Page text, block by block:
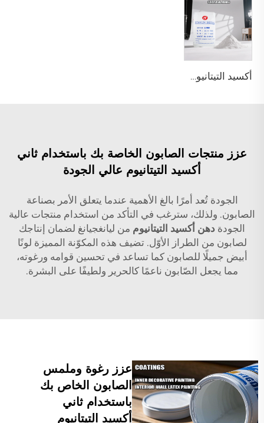
أكسيد التيتانيوم الروتايل R944 (درجة عالمية)
عزز منتجات الصابون الخاصة بك باستخدام ثاني
أكسيد التيتانيوم عالي الجودة
الجودة تُعد أمرًا بالغ الأهمية عندما يتعلق الأمر بصناعة
الصابون. ولذلك، سترغب في التأكد من استخدام منتجات عالية
الجودة دهن أكسيد التيتانيوم من ليانغجيانغ لضمان إنتاجك
لصابون من الطراز الأوّل. تضيف هذه المكوّنة المميزة لونًا
أبيض جميلًا للصابون كما تساعد في تحسين قوامه ورغوته،
مما يجعل الصّابون ناعمًا كالحرير ولطيفًا على البشرة.
عزز رغوة وملمس
الصابون الخاص بك
باستخدام ثاني
أكسيد التيتانيوم